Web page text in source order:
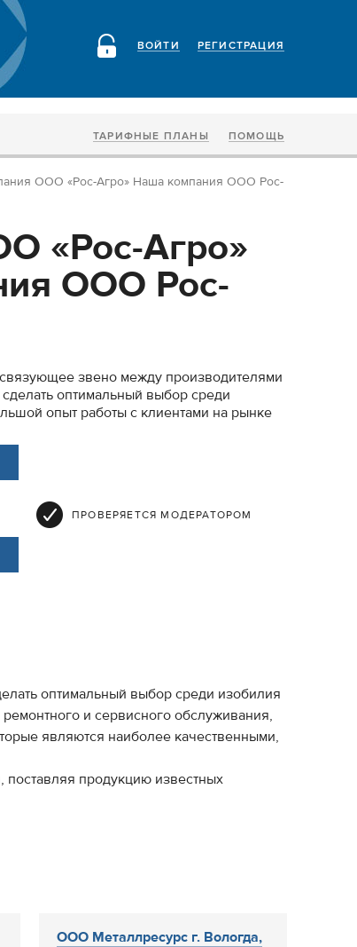
РЕГИСТРАЦИЯ
ВОЙТИ
ТАРИФНЫЕ ПЛАНЫ ПОМОЩЬ
ООО «Рос-Агро» Наша компания ООО Рос-
«Рос-Агро»
ООО Рос-
звено между производителями
оптимальный выбор среди
опыт работы с клиентами на рынке
ПРОВЕРЯЕТСЯ МОДЕРАТОРОМ
оптимальный выбор среди изобилия
и сервисного обслуживания,
являются наиболее качественными,
продукцию известных
ООО Металлресурс г. Вологда,